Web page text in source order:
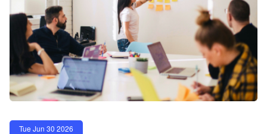
Tue Jun 30 2026